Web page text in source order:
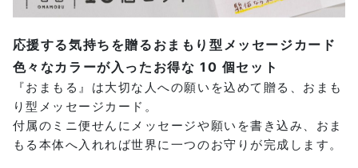
応援する気持ちを贈るおまもり型メッセージカード
色々なカラーが入ったお得な 10 個セット
『おまもる』は大切な人への願いを込めて贈る、おまも
り型メッセージカード。
付属のミニ便せんにメッセージや願いを書き込み、おま
もる本体へ入れれば世界に一つのお守りが完成します。